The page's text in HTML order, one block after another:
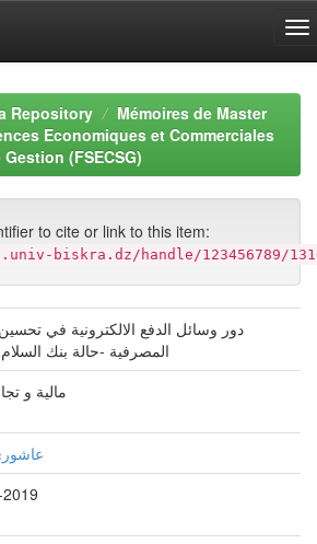
Repository
Mémoires de Master
Economiques et Commerciales
(FSECSG)
to cite or link to this item:
biskra.dz/handle/123456789/
دور وسائل الدفع الالكترونية في
المصرفية -حالة بنك
مالية و